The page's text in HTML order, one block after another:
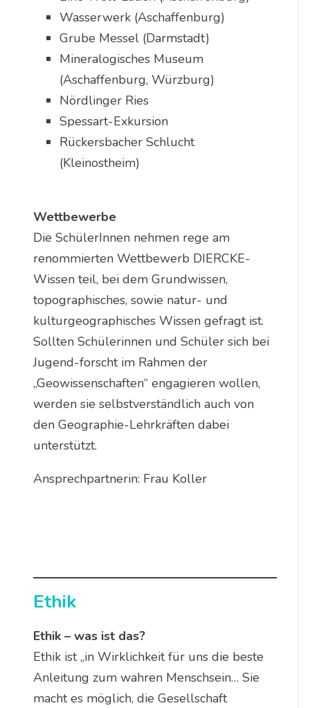
Wasserwerk (Aschaffenburg)
Grube Messel (Darmstadt)
Mineralogisches Museum
(Aschaffenburg, Würzburg)
Nördlinger Ries
Spessart-Exkursion
Rückersbacher Schlucht
(Kleinostheim)
Wettbewerbe
Die SchülerInnen nehmen rege am
renommierten Wettbewerb DIERCKE-
Wissen teil, bei dem Grundwissen,
topographisches, sowie natur- und
kulturgeographisches Wissen gefragt ist.
Sollten Schülerinnen und Schüler sich bei
Jugend-forscht im Rahmen der
„Geowissenschaften“ engagieren wollen,
werden sie selbstverständlich auch von
den Geographie-Lehrkräften dabei
unterstützt.
Ansprechpartnerin: Frau Koller
Ethik
Ethik – was ist das?
Ethik ist „in Wirklichkeit für uns die beste
Anleitung zum wahren Menschsein… Sie
macht es möglich, die Gesellschaft